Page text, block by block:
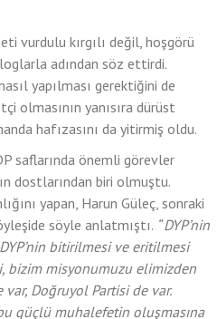
vurdulu kırgılı değil, hoşgörü
adından söz ettirdi.
yapılması gerektiğini de
olmasının yanısıra dürüst
hafızasını da yitirmiş oldu.
saflarında önemli görevler
dostlarından biri olmuştu.
yapan, Harun Güleç, sonraki
söyle anlatmıştı. “ DYP’nin
bitirilmesi ve eritilmesi
bizim misyonumuzu elimizden
Doğruyol Partisi de var.
güçlü muhalefetin oluşmasına